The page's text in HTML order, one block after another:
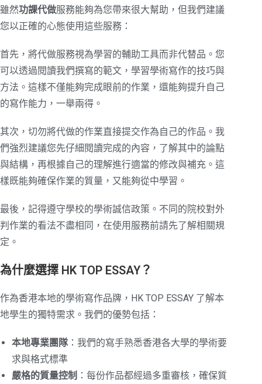
雖然功課代做服務能夠為您帶來很大幫助，但我們建議
您以正確的心態使用這些服務：
首先，將代做服務視為學習的輔助工具而非代替品。您
可以透過閱讀我們撰寫的範文，學習學術寫作的技巧與
方法。這樣不僅能夠完成眼前的作業，還能夠提升自己
的寫作能力，一舉兩得。
其次，切勿將代做的作業直接提交作為自己的作品。我
們強烈建議您先仔細閱讀完成的內容，了解其中的論點
與結構，再根據自己的理解進行適當的修改與補充。這
樣既能夠確保作業的質量，又能夠從中學習。
最後，記得遵守學校的學術誠信政策。不同的院校對外
判作業的看法不盡相同，在使用服務前請先了解相關規
定。
為什麼選擇 HK TOP ESSAY？
作為香港本地的學術寫作品牌，HK TOP ESSAY 了解本
地學生的獨特需求。我們的優勢包括：
本地專業團隊：我們的寫手熟悉香港各大學的學術要
求與格式標準
嚴格的質量控制 ：每份作品都經過多重審核，確保質